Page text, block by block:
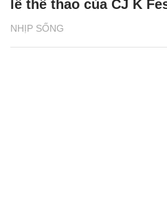
NHỊP SỐNG
lễ thể thao của CJ K